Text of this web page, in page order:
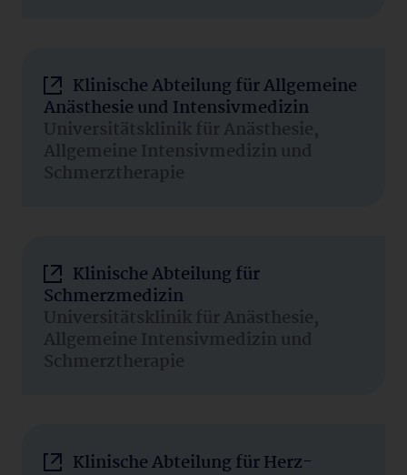
Klinische Abteilung für Allgemeine
Anästhesie und Intensivmedizin
Universitätsklinik für Anästhesie,
Allgemeine Intensivmedizin und
Schmerztherapie
Klinische Abteilung für
Schmerzmedizin
Universitätsklinik für Anästhesie,
Allgemeine Intensivmedizin und
Schmerztherapie
Klinische Abteilung für Herz-